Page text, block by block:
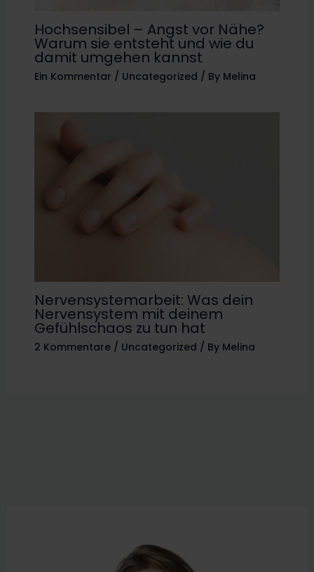
Hochsensibel – Angst vor Nähe?
Warum sie entsteht und wie du
damit umgehen kannst
Ein Kommentar / Uncategorized / By Melina
Nervensystemarbeit: Was dein
Nervensystem mit deinem
Gefühlschaos zu tun hat
2 Kommentare / Uncategorized / By Melina